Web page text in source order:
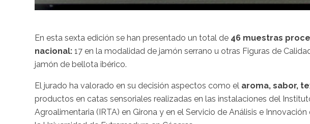
En esta sexta edición se han presentado un total de 46 muestras
nacional: 17 en la modalidad de jamón serrano u otras Figuras de
jamón de bellota ibérico.
El jurado ha valorado en su decisión aspectos como el aroma, sabor,
productos en catas sensoriales realizadas en las instalaciones del
Agroalimentaria (IRTA) en Girona y en el Servicio de Análisis e